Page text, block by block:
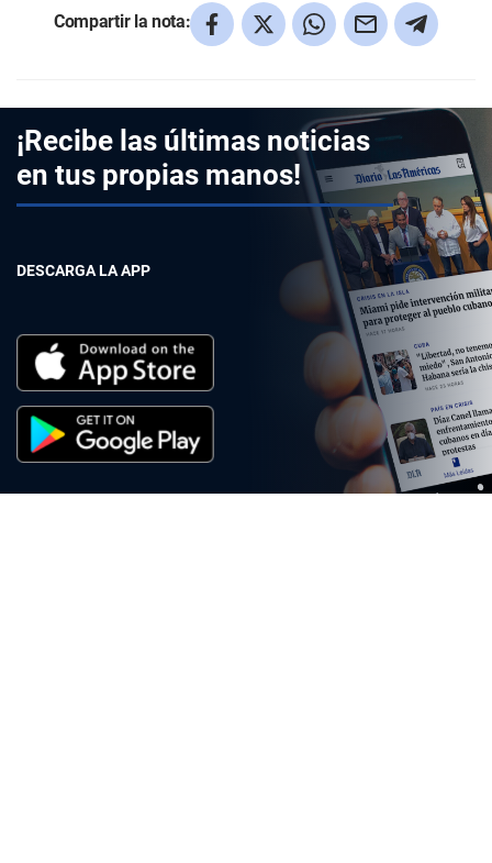
Compartir la nota:
¡Recibe las últimas noticias
en tus propias manos!
DESCARGA LA APP